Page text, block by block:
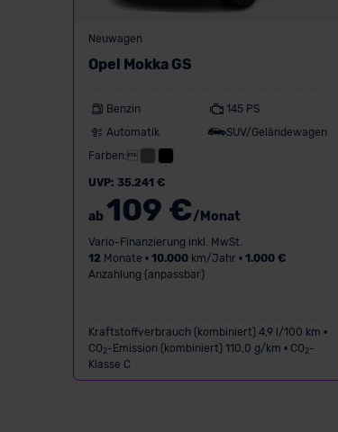
Neuwagen
Opel Mokka GS
Benzin
145 PS
Automatik
SUV/Geländewagen
Farben:
UVP: 35.241 €
ab 109 €/Monat
Vario-Finanzierung inkl. MwSt.
12 Monate • 10.000km/Jahr • 1.000 €
Anzahlung (anpassbar)
Kraftstoffverbrauch (kombiniert) 4,9 l/100 km •
CO2-Emission (kombiniert) 110,0 g/km • CO2-
Klasse C